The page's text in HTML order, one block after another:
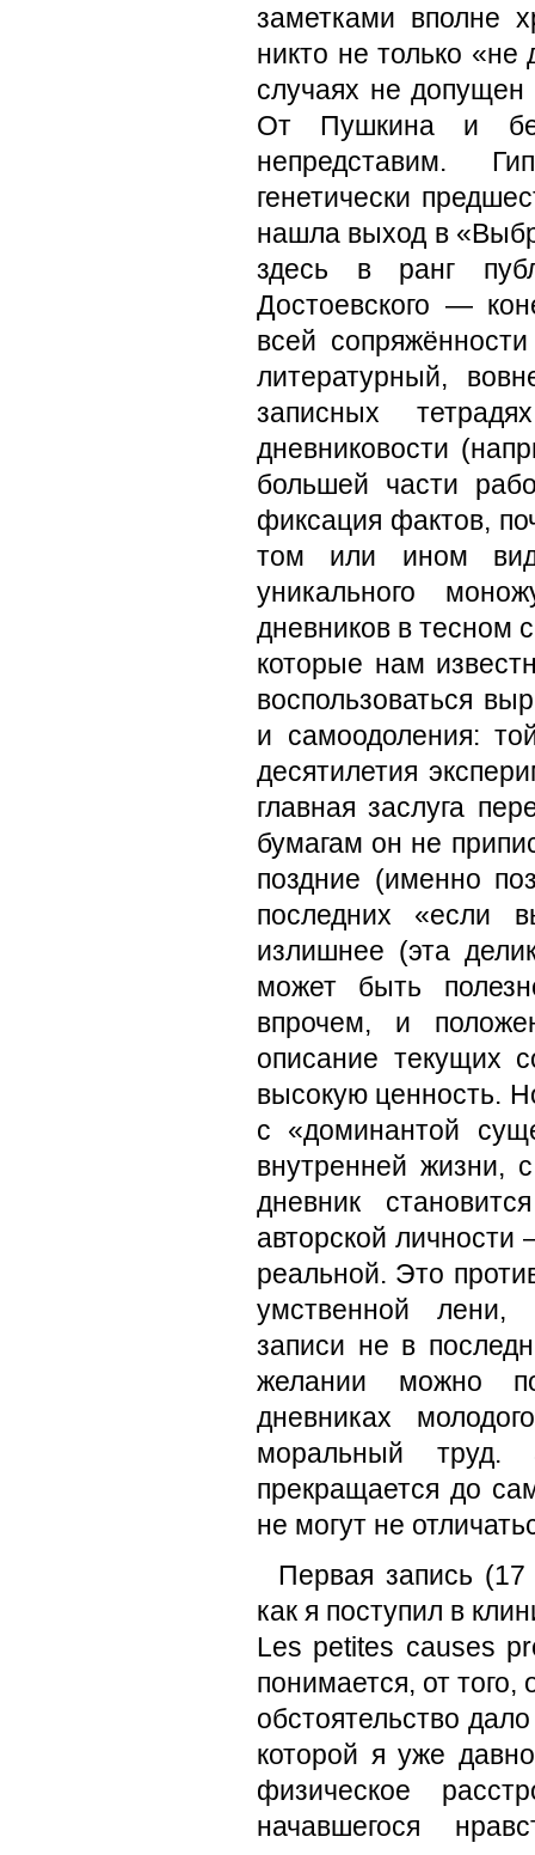
заметками вполне
никто не только
случаях не
От Пушкина и
непредставим.
генетически
нашла выход в
здесь в ранг
Достоевского —
всей
литературный,
записных
дневниковости
большей части
фиксация фактов,
том или ином
уникального
дневников в тесном
которые нам
воспользоваться
и самоодоления:
десятилетия
главная заслуга
бумагам он не
поздние (именно
последних «если
излишнее (эта
может быть
впрочем, и
описание текущих
высокую ценность.
с «доминантой
внутренней жизни,
дневник
авторской
реальной. Это
умственной лени,
записи не в
желании можно
дневниках
моральный труд.
прекращается до
не могут не
Первая запись
как я поступил в
Les petites causes
понимается, от того,
обстоятельство
которой я уже
физическое
начавшегося